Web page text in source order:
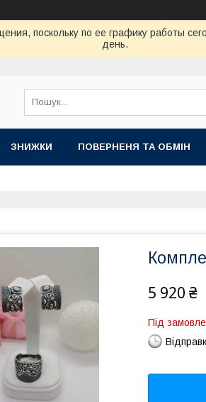
поскольку по ее графику работы
день.
ЗНИЖКИ ПОВЕРНЕНЯ ТА ОБМІН
5 920 ₴
Під